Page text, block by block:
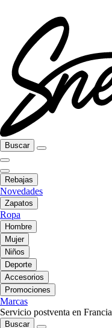
Buscar
Rebajas
Novedades
Zapatos
Ropa
Hombre
Mujer
Niños
Deporte
Accesorios
Promociones
Marcas
Servicio postventa en Francia
Buscar